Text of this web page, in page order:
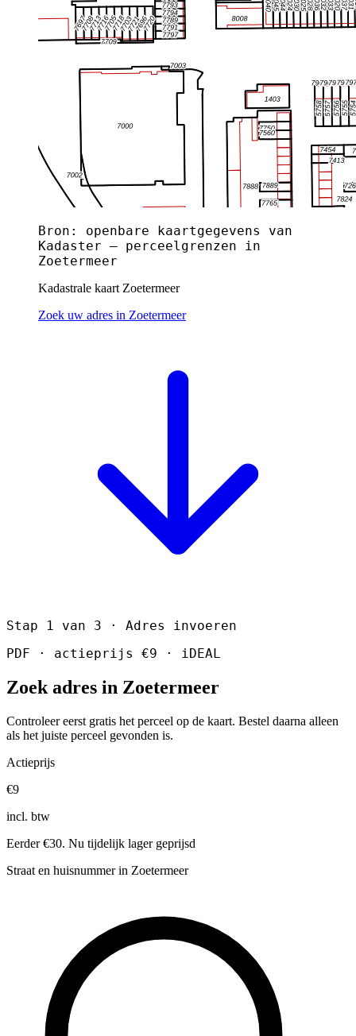
Bron: openbare kaartgegevens van
Kadaster — perceelgrenzen in
Zoetermeer
Kadastrale kaart Zoetermeer
Zoek uw adres in Zoetermeer
Stap 1 van 3 · Adres invoeren
PDF · actieprijs €9 · iDEAL
Zoek adres in Zoetermeer
Controleer eerst gratis het perceel op de kaart. Bestel daarna alleen
als het juiste perceel gevonden is.
Actieprijs
€9
incl. btw
Eerder €30. Nu tijdelijk lager geprijsd
Straat en huisnummer in Zoetermeer